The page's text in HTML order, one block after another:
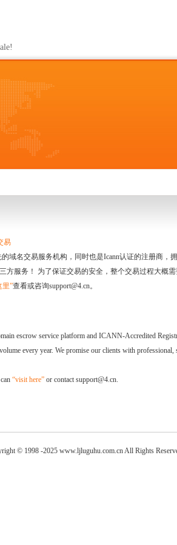
易
域名交易服务机构，同时也是Icann认证的注册商
方服务！ 为了保证交易的安全，整个交易过程大概需
里”查看或咨询support@4.cn。
escrow service platform and ICANN-Accredited
every year. We promise our clients with
“visit here” or contact support@4.cn.
© 1998 -2025 www.ljluguhu.com.cn All Rights